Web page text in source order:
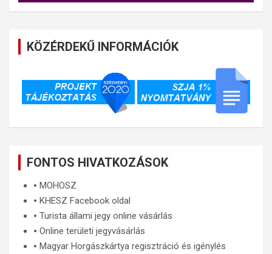
KÖZÉRDEKŰ INFORMÁCIÓK
FONTOS HIVATKOZÁSOK
🞄 MOHOSZ
🞄 KHESZ Facebook oldal
🞄 Turista állami jegy online vásárlás
🞄 Online területi jegyvásárlás
🞄 Magyar Horgászkártya regisztráció és igénylés